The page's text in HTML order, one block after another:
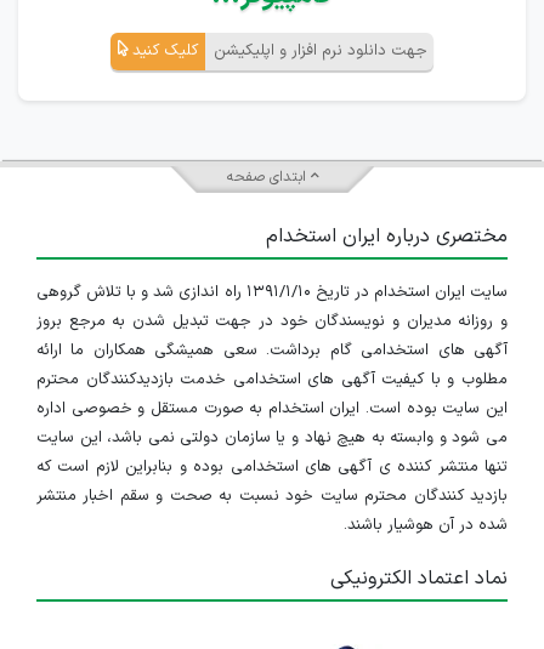
جهت دانلود نرم افزار و اپلیکیشن کلیک کنید
ابتدای صفحه
مختصری درباره ایران استخدام
سایت ایران استخدام در تاریخ ۱۳۹۱/۱/۱۰ راه اندازی شد و با تلاش گروهی
و روزانه مدیران و نویسندگان خود در جهت تبدیل شدن به مرجع بروز
آگهی های استخدامی گام برداشت. سعی همیشگی همکاران ما ارائه
مطلوب و با کیفیت آگهی های استخدامی خدمت بازدیدکنندگان محترم
این سایت بوده است. ایران استخدام به صورت مستقل و خصوصی اداره
می شود و وابسته به هیچ نهاد و یا سازمان دولتی نمی باشد، این سایت
تنها منتشر کننده ی آگهی های استخدامی بوده و بنابراین لازم است که
بازدید کنندگان محترم سایت خود نسبت به صحت و سقم اخبار منتشر
شده در آن هوشیار باشند.
نماد اعتماد الکترونیکی